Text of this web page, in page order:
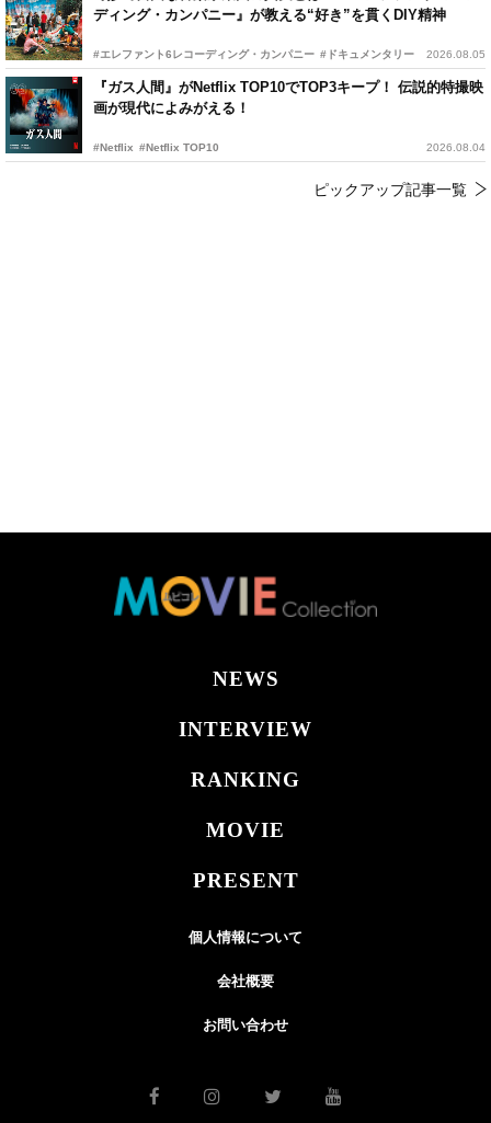
ディング・カンパニー』が教える“好き”を貫くDIY精神
#エレファント6レコーディング・カンパニー #ドキュメンタリー 2026.08.05
『ガス人間』がNetflix TOP10でTOP3キープ！ 伝説的特撮映
画が現代によみがえる！
#Netflix #Netflix TOP10 2026.08.04
ピックアップ記事一覧
NEWS
INTERVIEW
RANKING
MOVIE
PRESENT
個人情報について
会社概要
お問い合わせ